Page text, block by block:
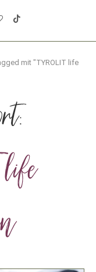
mit "TYROLIT life